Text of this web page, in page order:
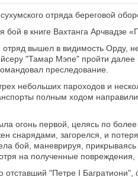
отряда береговой
бой в книге Вахтанга Арчвадзе
отряд вышел в видимость Орду,
"Тамар Мэпе" пройти далее
преследование.
небольших пароходов и
полным ходом
огонь первой, целясь по
снарядами, загорелся, и
бой, маневрируя,
на полученные
отставший "Петре I